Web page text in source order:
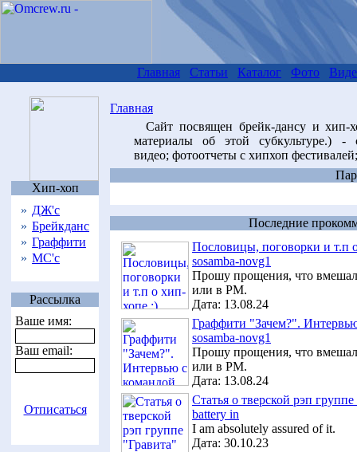
Хип-хоп
» ДЖ'с
» Брейкданс
» Граффити
» МС'с
Рассылка
Ваше имя:
Ваш email:
Отписаться
Главная Статьи Каталог Фото
Главная
Сайт посвящен брейк-дансу и хип-
материалы об этой субкультуре.) -
видео; фотоотчеты с хипхоп
Последние
Пословицы, поговорки и т.п
sosamba-novg1
Прошу прощения, что
или в PM.
Дата: 13.08.24
Граффити "Зачем?".
sosamba-novg1
Прошу прощения, что
или в PM.
Дата: 13.08.24
Статья о тверской рэп
battery in
I am absolutely assured of it.
Дата: 30.10.23